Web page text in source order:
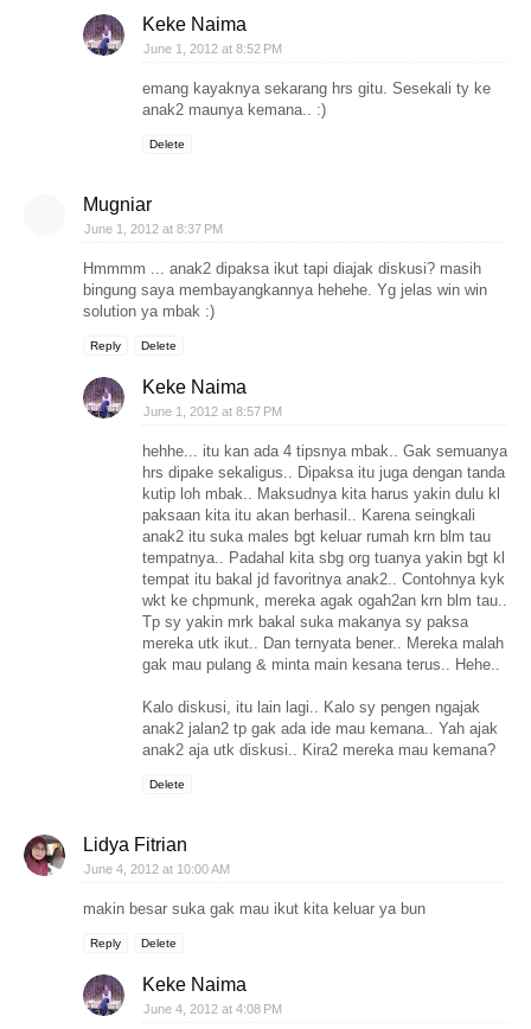
Keke Naima
June 1, 2012 at 8:52 PM
emang kayaknya sekarang hrs gitu. Sesekali ty ke
anak2 maunya kemana.. :)
Delete
Mugniar
June 1, 2012 at 8:37 PM
Hmmmm ... anak2 dipaksa ikut tapi diajak diskusi? masih
bingung saya membayangkannya hehehe. Yg jelas win win
solution ya mbak :)
Reply Delete
Keke Naima
June 1, 2012 at 8:57 PM
hehhe... itu kan ada 4 tipsnya mbak.. Gak semuanya
hrs dipake sekaligus.. Dipaksa itu juga dengan tanda
kutip loh mbak.. Maksudnya kita harus yakin dulu kl
paksaan kita itu akan berhasil.. Karena seingkali
anak2 itu suka males bgt keluar rumah krn blm tau
tempatnya.. Padahal kita sbg org tuanya yakin bgt kl
tempat itu bakal jd favoritnya anak2.. Contohnya kyk
wkt ke chpmunk, mereka agak ogah2an krn blm tau..
Tp sy yakin mrk bakal suka makanya sy paksa
mereka utk ikut.. Dan ternyata bener.. Mereka malah
gak mau pulang & minta main kesana terus.. Hehe..
Kalo diskusi, itu lain lagi.. Kalo sy pengen ngajak
anak2 jalan2 tp gak ada ide mau kemana.. Yah ajak
anak2 aja utk diskusi.. Kira2 mereka mau kemana?
Delete
Lidya Fitrian
June 4, 2012 at 10:00 AM
makin besar suka gak mau ikut kita keluar ya bun
Reply Delete
Keke Naima
June 4, 2012 at 4:08 PM